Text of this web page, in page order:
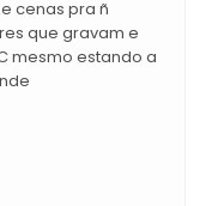
cenas pra ñ
que gravam e
mesmo estando a